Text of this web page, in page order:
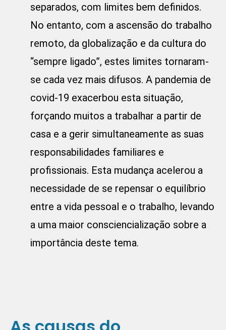
separados, com limites bem definidos.
No entanto, com a ascensão do trabalho
remoto, da globalização e da cultura do
“sempre ligado”, estes limites tornaram-
se cada vez mais difusos. A pandemia de
covid-19 exacerbou esta situação,
forçando muitos a trabalhar a partir de
casa e a gerir simultaneamente as suas
responsabilidades familiares e
profissionais. Esta mudança acelerou a
necessidade de se repensar o equilíbrio
entre a vida pessoal e o trabalho, levando
a uma maior consciencialização sobre a
importância deste tema.